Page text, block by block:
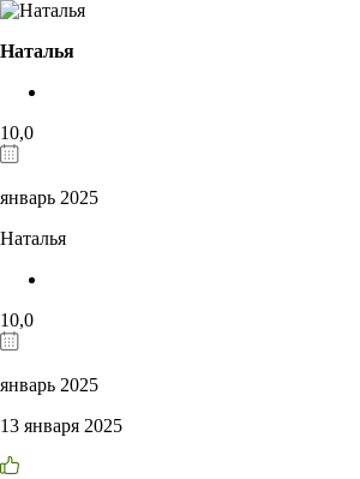
Наталья
10,0
январь 2025
Наталья
10,0
январь 2025
13 января 2025